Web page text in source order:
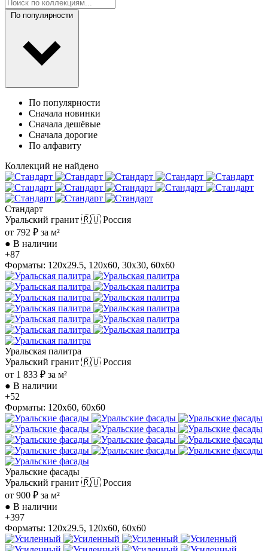
По популярности
По популярности
Сначала новинки
Сначала дешёвые
Сначала дорогие
По алфавиту
Коллекций не найдено
Стандарт
Уральский гранит 🇷🇺 Россия
от 792 ₽ за м²
● В наличии
+87
Форматы: 120x29.5, 120x60, 30x30, 60x60
Уральская палитра
Уральский гранит 🇷🇺 Россия
от 1 833 ₽ за м²
● В наличии
+52
Форматы: 120x60, 60x60
Уральские фасады
Уральский гранит 🇷🇺 Россия
от 900 ₽ за м²
● В наличии
+397
Форматы: 120x29.5, 120x60, 60x60